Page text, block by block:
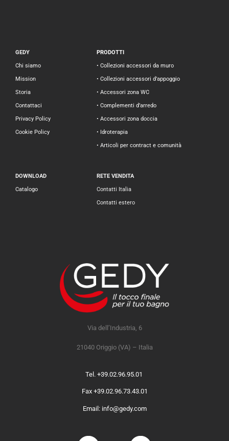
GEDY
Chi siamo
Mission
Storia
Contattaci
Privacy Policy
Cookie Policy
PRODOTTI
• Collezioni accessori da muro
• Collezioni accessori d’appoggio
• Accessori zona WC
• Complementi d’arredo
• Accessori zona doccia
• Idroterapia
• Articoli per contract e comunità
DOWNLOAD
Catalogo
RETE VENDITA
Contatti Italia
Contatti estero
Via dell’Industria, 6
21040 Origgio (VA) – Italia
Tel. +39.02.96.95.01
Fax +39.02.96.73.43.01
Email: info@gedy.com